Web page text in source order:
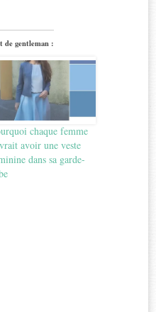
de gentleman :
chaque femme
avoir une veste
dans sa garde-